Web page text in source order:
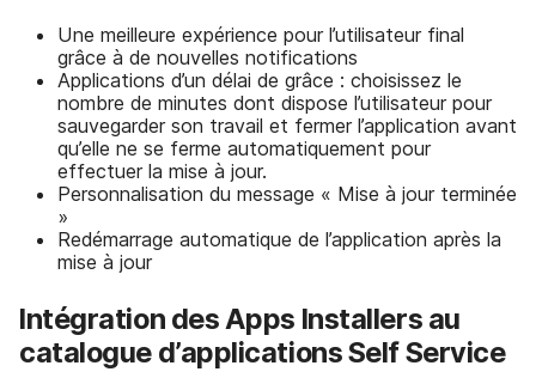
Une meilleure expérience pour l’utilisateur final
grâce à de nouvelles notifications
Applications d’un délai de grâce : choisissez le
nombre de minutes dont dispose l’utilisateur pour
sauvegarder son travail et fermer l’application avant
qu’elle ne se ferme automatiquement pour
effectuer la mise à jour.
Personnalisation du message « Mise à jour terminée
»
Redémarrage automatique de l’application après la
mise à jour
Intégration des Apps Installers au
catalogue d’applications Self Service